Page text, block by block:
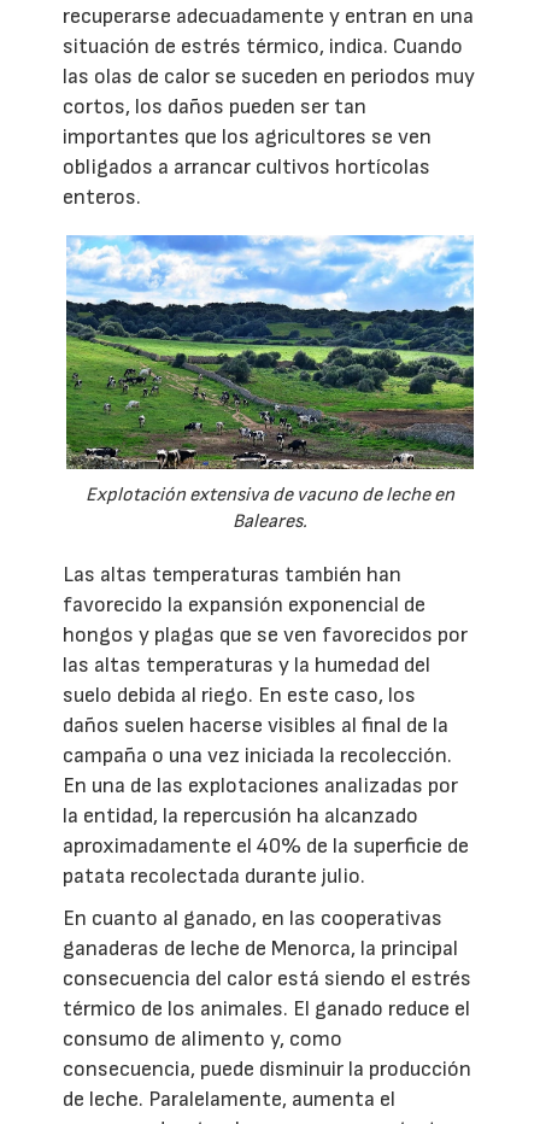
recuperarse adecuadamente y entran en una
situación de estrés térmico, indica. Cuando
las olas de calor se suceden en periodos muy
cortos, los daños pueden ser tan
importantes que los agricultores se ven
obligados a arrancar cultivos hortícolas
enteros.
Explotación extensiva de vacuno de leche en
Baleares.
Las altas temperaturas también han
favorecido la expansión exponencial de
hongos y plagas que se ven favorecidos por
las altas temperaturas y la humedad del
suelo debida al riego. En este caso, los
daños suelen hacerse visibles al final de la
campaña o una vez iniciada la recolección.
En una de las explotaciones analizadas por
la entidad, la repercusión ha alcanzado
aproximadamente el 40% de la superficie de
patata recolectada durante julio.
En cuanto al ganado, en las cooperativas
ganaderas de leche de Menorca, la principal
consecuencia del calor está siendo el estrés
térmico de los animales. El ganado reduce el
consumo de alimento y, como
consecuencia, puede disminuir la producción
de leche. Paralelamente, aumenta el